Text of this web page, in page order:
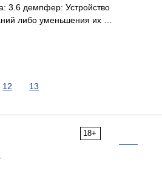
3.6 демпфер: Устройство
либо уменьшения их …
12 13
18+